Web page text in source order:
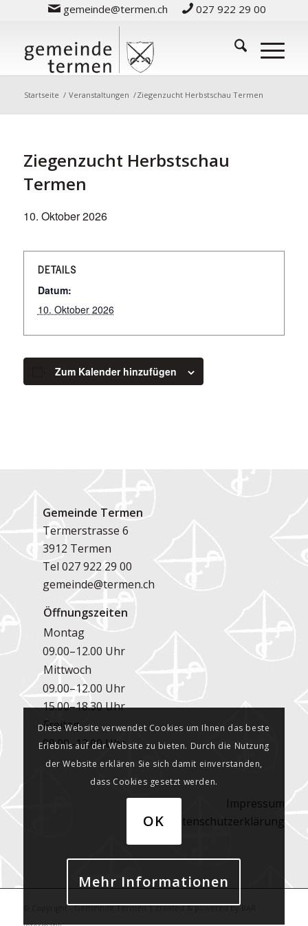
gemeinde@termen.ch 027 922 29 00
Startseite / Veranstaltungen /Ziegenzucht Herbstschau Termen
Ziegenzucht Herbstschau
Termen
10. Oktober 2026
DETAILS
Datum:
10. Oktober 2026
Zum Kalender hinzufügen
Gemeinde Termen
Termerstrasse 6
3912 Termen
Tel027 922 29 00
gemeinde@termen.ch
Öffnungszeiten
Montag
09.00–12.00 Uhr
Mittwoch
09.00–12.00 Uhr
15.00–18.30 Uhr
Freitag
09.00–12.00 Uhr
Impressum
Datenschutzerklärung
© Copyright - Gemeinde Termen | created & powered by
Diese Website verwendet Cookies um Ihnen das beste
Erlebnis auf der Website zu bieten. Durch die Nutzung
der Website erklären Sie sich damit einverstanden,
dass Cookies gesetzt werden.
OK
Mehr Informationen